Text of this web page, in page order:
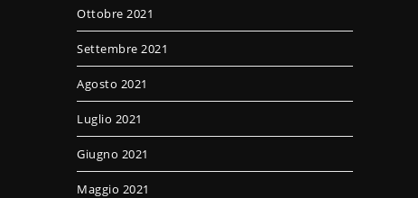
Ottobre 2021
Settembre 2021
Agosto 2021
Luglio 2021
Giugno 2021
Maggio 2021